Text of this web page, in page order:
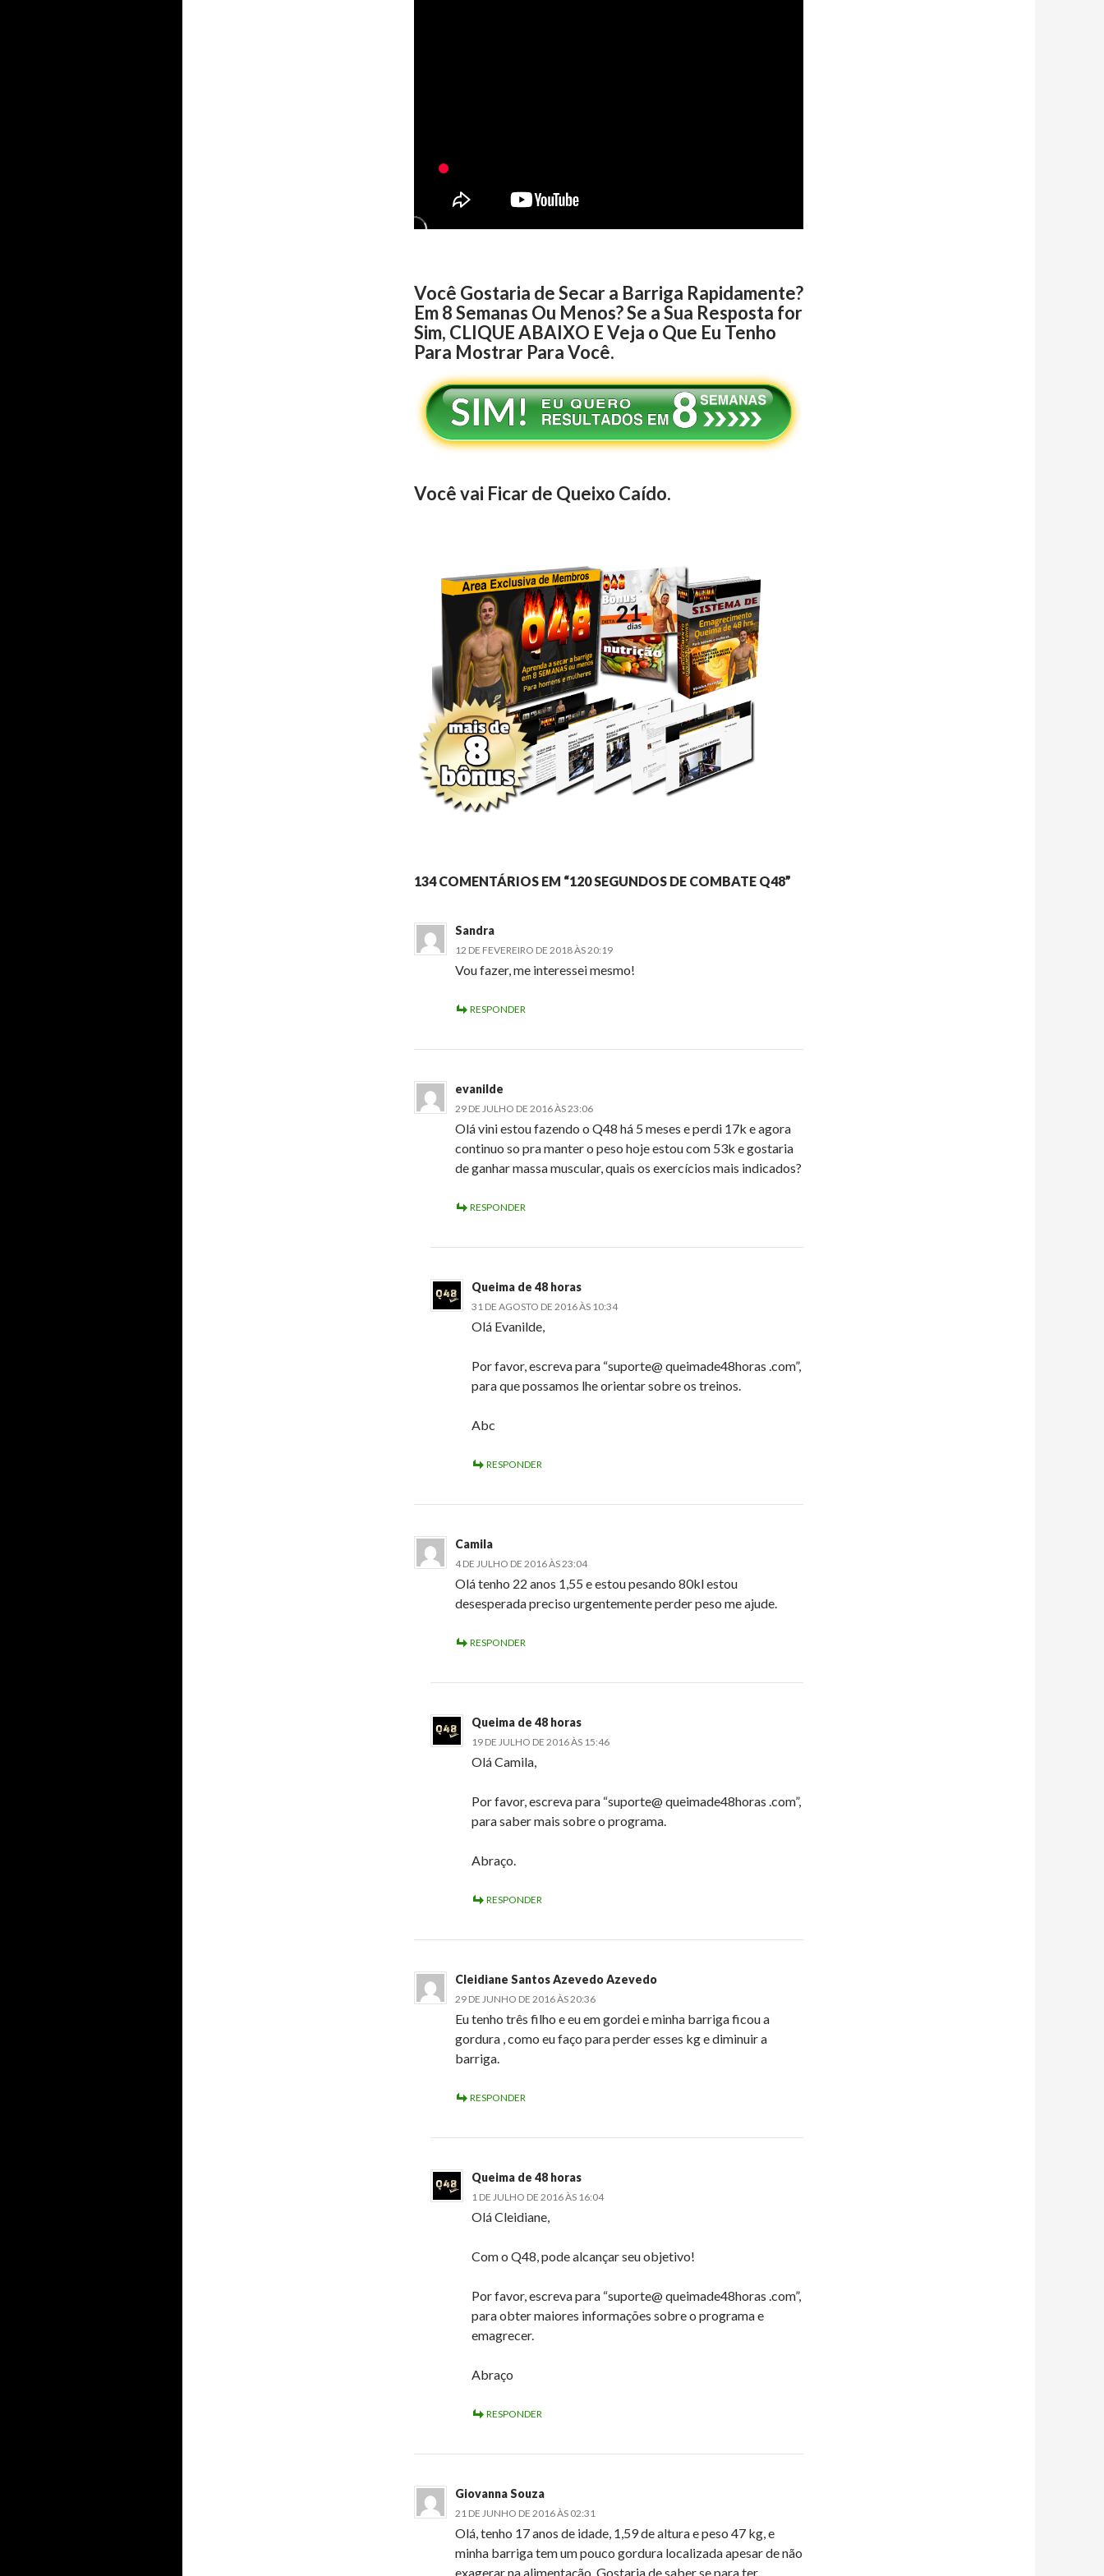
Você Gostaria de Secar a Barriga Rapidamente?
Em 8 Semanas Ou Menos? Se a Sua Resposta for
Sim, CLIQUE ABAIXO E Veja o Que Eu Tenho
Para Mostrar Para Você.
Você vai Ficar de Queixo Caído.
134 COMENTÁRIOS EM “120 SEGUNDOS DE COMBATE Q48”
Sandra
12 DE FEVEREIRO DE 2018 ÀS 20:19
Vou fazer, me interessei mesmo!
RESPONDER
evanilde
29 DE JULHO DE 2016 ÀS 23:06
Olá vini estou fazendo o Q48 há 5 meses e perdi 17k e agora
continuo so pra manter o peso hoje estou com 53k e gostaria
de ganhar massa muscular, quais os exercícios mais indicados?
RESPONDER
Queima de 48 horas
31 DE AGOSTO DE 2016 ÀS 10:34
Olá Evanilde,
Por favor, escreva para “suporte@ queimade48horas .com”,
para que possamos lhe orientar sobre os treinos.
Abc
RESPONDER
Camila
4 DE JULHO DE 2016 ÀS 23:04
Olá tenho 22 anos 1,55 e estou pesando 80kl estou
desesperada preciso urgentemente perder peso me ajude.
RESPONDER
Queima de 48 horas
19 DE JULHO DE 2016 ÀS 15:46
Olá Camila,
Por favor, escreva para “suporte@ queimade48horas .com”,
para saber mais sobre o programa.
Abraço.
RESPONDER
Cleidiane Santos Azevedo Azevedo
29 DE JUNHO DE 2016 ÀS 20:36
Eu tenho três filho e eu em gordei e minha barriga ficou a
gordura , como eu faço para perder esses kg e diminuir a
barriga.
RESPONDER
Queima de 48 horas
1 DE JULHO DE 2016 ÀS 16:04
Olá Cleidiane,
Com o Q48, pode alcançar seu objetivo!
Por favor, escreva para “suporte@ queimade48horas .com”,
para obter maiores informações sobre o programa e
emagrecer.
Abraço
RESPONDER
Giovanna Souza
21 DE JUNHO DE 2016 ÀS 02:31
Olá, tenho 17 anos de idade, 1,59 de altura e peso 47 kg, e
minha barriga tem um pouco gordura localizada apesar de não
exagerar na alimentação. Gostaria de saber se para ter